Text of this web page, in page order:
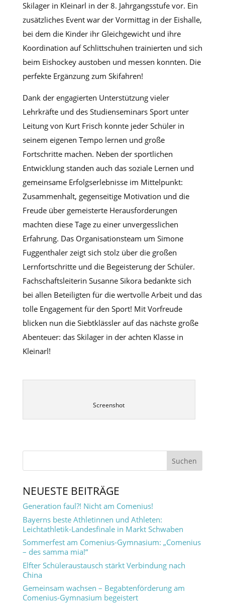
Skilager in Kleinarl in der 8. Jahrgangsstufe vor. Ein
zusätzliches Event war der Vormittag in der Eishalle,
bei dem die Kinder ihr Gleichgewicht und ihre
Koordination auf Schlittschuhen trainierten und sich
beim Eishockey austoben und messen konnten. Die
perfekte Ergänzung zum Skifahren!
Dank der engagierten Unterstützung vieler
Lehrkräfte und des Studienseminars Sport unter
Leitung von Kurt Frisch konnte jeder Schüler in
seinem eigenen Tempo lernen und große
Fortschritte machen. Neben der sportlichen
Entwicklung standen auch das soziale Lernen und
gemeinsame Erfolgserlebnisse im Mittelpunkt:
Zusammenhalt, gegenseitige Motivation und die
Freude über gemeisterte Herausforderungen
machten diese Tage zu einer unvergesslichen
Erfahrung. Das Organisationsteam um Simone
Fuggenthaler zeigt sich stolz über die großen
Lernfortschritte und die Begeisterung der Schüler.
Fachschaftsleiterin Susanne Sikora bedankte sich
bei allen Beteiligten für die wertvolle Arbeit und das
tolle Engagement für den Sport! Mit Vorfreude
blicken nun die Siebtklässler auf das nächste große
Abenteuer: das Skilager in der achten Klasse in
Kleinarl!
Screenshot
NEUESTE BEITRÄGE
Generation faul?! Nicht am Comenius!
Bayerns beste Athletinnen und Athleten:
Leichtathletik-Landesfinale in Markt Schwaben
Sommerfest am Comenius-Gymnasium: „Comenius
– des samma mia!“
Elfter Schüleraustausch stärkt Verbindung nach
China
Gemeinsam wachsen – Begabtenförderung am
Comenius-Gymnasium begeistert